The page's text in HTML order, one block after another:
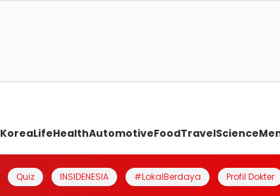
KoreaLifeHealthAutomotiveFoodTravelScience
Quiz INSIDENESIA #LokalBerdaya Profil Dokter